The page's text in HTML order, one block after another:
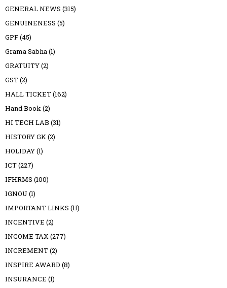
GENERAL NEWS (315)
GENUINENESS (5)
GPF(45)
Grama Sabha(1)
GRATUITY(2)
GST(2)
HALL TICKET(162)
Hand Book(2)
HI TECH LAB (31)
HISTORY GK(2)
HOLIDAY(1)
ICT(227)
IFHRMS (100)
IGNOU (1)
IMPORTANT LINKS (11)
INCENTIVE (2)
INCOME TAX(277)
INCREMENT(2)
INSPIRE AWARD (8)
INSURANCE (1)